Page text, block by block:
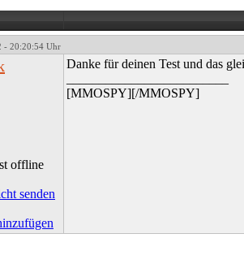
- 20:20:54 Uhr
Danke für deinen Test und das
[MMOSPY][/MMOSPY]